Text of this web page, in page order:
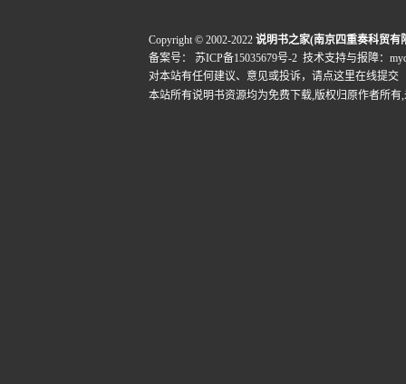
Copyright © 2002-2022 说明书之家(南京四重奏科贸有
备案号：
苏ICP备15035679号-2 技术支持与报障：
对本站有任何建议、意见或投诉， 请点这里在线提交
本站所有说明书资源均为免费下载,版权归原作者所